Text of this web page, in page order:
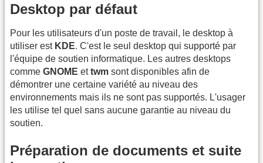
Desktop par défaut
Pour les utilisateurs d'un poste de travail, le desktop à
utiliser est KDE. C'est le seul desktop qui supporté par
l'équipe de soutien informatique. Les autres desktops
comme GNOME ettwm sont disponibles afin de
démontrer une certaine variété au niveau des
environnements mais ils ne sont pas supportés. L'usager
les utilise tel quel sans aucune garantie au niveau du
soutien.
Préparation de documents et suite